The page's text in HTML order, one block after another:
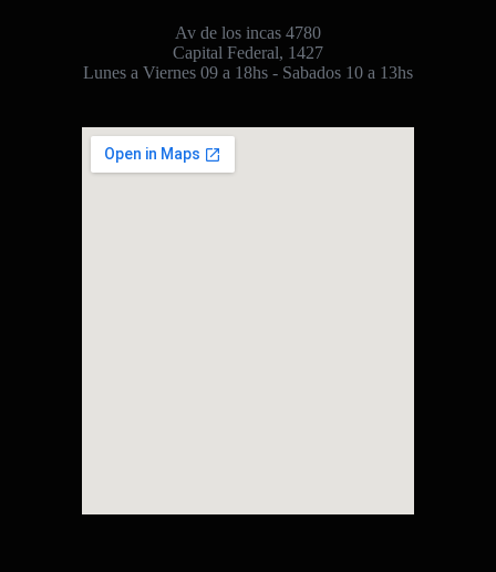
Av de los incas 4780
Capital Federal, 1427
Lunes a Viernes 09 a 18hs - Sabados 10 a 13hs